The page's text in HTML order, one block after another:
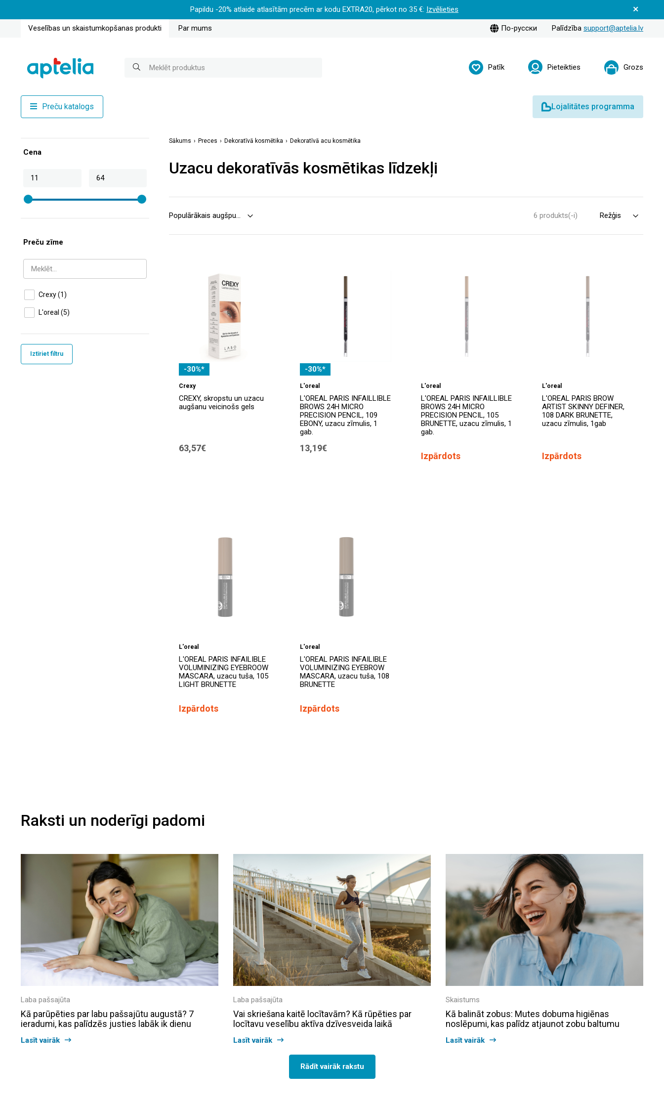
Papildu -20% atlaide atlasītām precēm ar kodu EXTRA20, pērkot no 35 €: Izvēlieties
Veselības un skaistumkopšanas produkti Par mums По-русски Palīdzība support@aptelia.lv
Patīk Pieteikties Grozs
Preču katalogs Lojalitātes programma
Cena
Preču zīme
Crexy(1)
L'oreal (5)
Iztīriet filtru
Sākums Preces Dekoratīvā kosmētika Dekoratīvā acu kosmētika
Uzacu dekoratīvās kosmētikas līdzekļi
6 produkts(-i)
-30%*
Crexy
CREXY, skropstu un uzacu
augšanu veicinošs gels
63,57€
-30%*
L'oreal
L'OREAL PARIS INFAILLIBLE
BROWS 24H MICRO
PRECISION PENCIL, 109
EBONY, uzacu zīmulis, 1
gab.
13,19€
L'oreal
L'OREAL PARIS INFAILLIBLE
BROWS 24H MICRO
PRECISION PENCIL, 105
BRUNETTE, uzacu zīmulis, 1
gab.
Izpārdots
L'oreal
L'OREAL PARIS BROW
ARTIST SKINNY DEFINER,
108 DARK BRUNETTE,
uzacu zīmulis, 1gab
Izpārdots
L'oreal
L'OREAL PARIS INFAILIBLE
VOLUMINIZING EYEBROOW
MASCARA, uzacu tuša, 105
LIGHT BRUNETTE
Izpārdots
L'oreal
L'OREAL PARIS INFAILIBLE
VOLUMINIZING EYEBROW
MASCARA, uzacu tuša, 108
BRUNETTE
Izpārdots
Raksti un noderīgi padomi
Laba pašsajūta
Kā parūpēties par labu pašsajūtu augustā? 7
ieradumi, kas palīdzēs justies labāk ik dienu
Lasīt vairāk
Laba pašsajūta
Vai skriešana kaitē locītavām? Kā rūpēties par
locītavu veselību aktīva dzīvesveida laikā
Lasīt vairāk
Skaistums
Kā balināt zobus: Mutes dobuma higiēnas
noslēpumi, kas palīdz atjaunot zobu baltumu
Lasīt vairāk
Rādīt vairāk rakstu